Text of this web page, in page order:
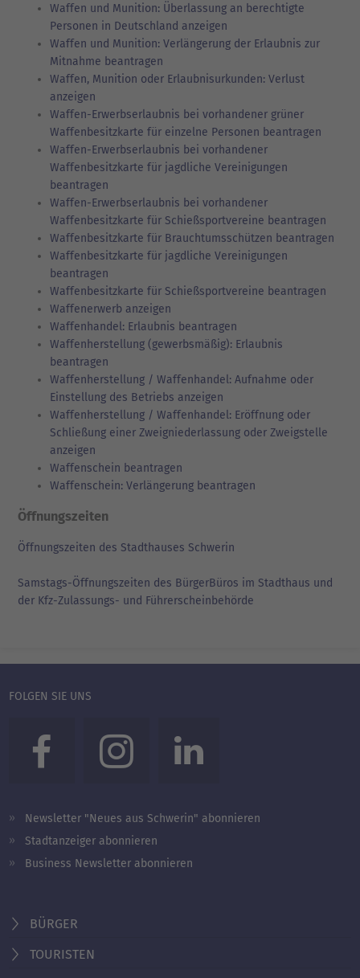
Waffen und Munition: Überlassung an berechtigte
Personen in Deutschland anzeigen
Waffen und Munition: Verlängerung der Erlaubnis zur
Mitnahme beantragen
Waffen, Munition oder Erlaubnisurkunden: Verlust
anzeigen
Waffen-Erwerbserlaubnis bei vorhandener grüner
Waffenbesitzkarte für einzelne Personen beantragen
Waffen-Erwerbserlaubnis bei vorhandener
Waffenbesitzkarte für jagdliche Vereinigungen
beantragen
Waffen-Erwerbserlaubnis bei vorhandener
Waffenbesitzkarte für Schießsportvereine beantragen
Waffenbesitzkarte für Brauchtumsschützen beantragen
Waffenbesitzkarte für jagdliche Vereinigungen
beantragen
Waffenbesitzkarte für Schießsportvereine beantragen
Waffenerwerb anzeigen
Waffenhandel: Erlaubnis beantragen
Waffenherstellung (gewerbsmäßig): Erlaubnis
beantragen
Waffenherstellung / Waffenhandel: Aufnahme oder
Einstellung des Betriebs anzeigen
Waffenherstellung / Waffenhandel: Eröffnung oder
Schließung einer Zweigniederlassung oder Zweigstelle
anzeigen
Waffenschein beantragen
Waffenschein: Verlängerung beantragen
Öffnungszeiten
Öffnungszeiten des Stadthauses Schwerin
Samstags-Öffnungszeiten des BürgerBüros im Stadthaus und
der Kfz-Zulassungs- und Führerscheinbehörde
FOLGEN SIE UNS
Newsletter "Neues aus Schwerin" abonnieren
Stadtanzeiger abonnieren
Business Newsletter abonnieren
BÜRGER
TOURISTEN